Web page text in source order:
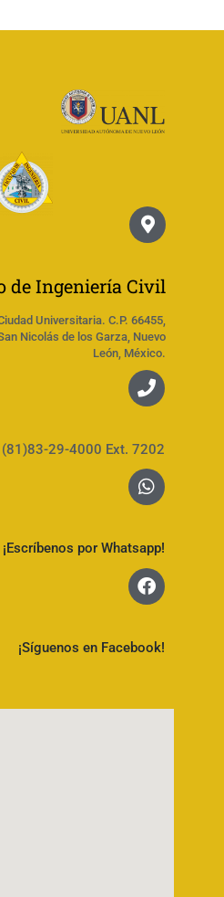
de Ingeniería Civil
Universitaria. C.P. 66455,
Nicolás de los Garza, Nuevo
León, México.
29-4000 Ext. 7202
¡Escríbenos por Whatsapp!
¡Síguenos en Facebook!